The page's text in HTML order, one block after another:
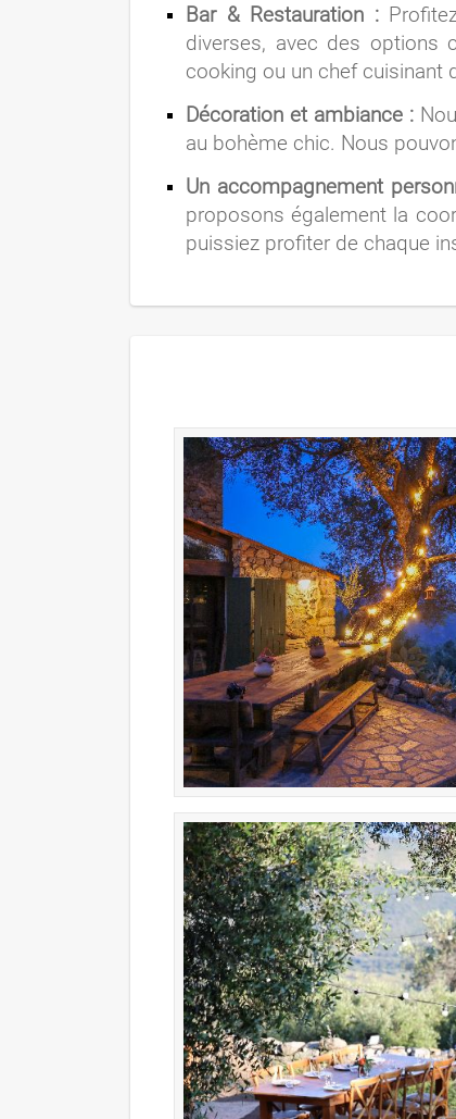
Bar & Restauration :
diverses, avec des options
cooking ou un chef cuisinant
Décoration et ambiance :
au bohème chic. Nous
Un accompagnement
proposons également la
puissiez profiter de chaque